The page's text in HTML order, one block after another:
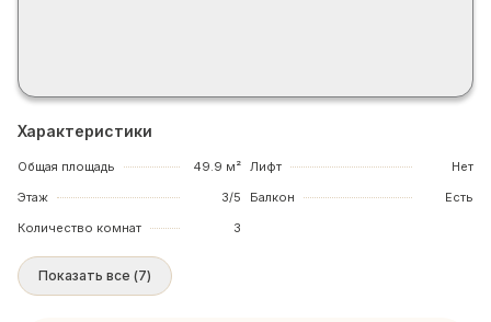
Характеристики
Общая площадь
49.9 м²
Этаж
3/5
Количество комнат
3
Лифт
Нет
Балкон
Есть
Показать все (7)